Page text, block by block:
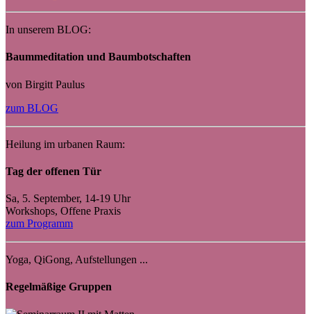
In unserem BLOG:
Baummeditation und Baumbotschaften
von Birgitt Paulus
zum BLOG
Heilung im urbanen Raum:
Tag der offenen Tür
Sa, 5. September, 14-19 Uhr
Workshops, Offene Praxis
zum Programm
Yoga, QiGong, Aufstellungen ...
Regelmäßige Gruppen